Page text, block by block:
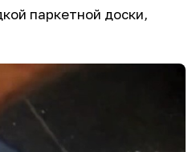
паркетной доски,